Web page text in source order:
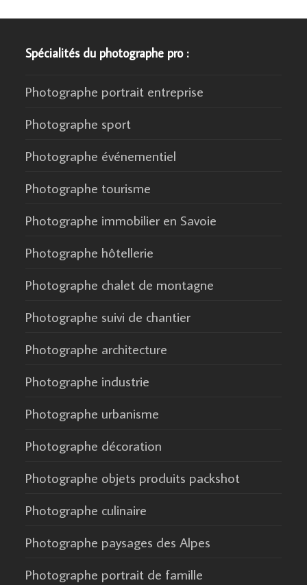
Spécialités du photographe pro :
Photographe portrait entreprise
Photographe sport
Photographe événementiel
Photographe tourisme
Photographe immobilier en Savoie
Photographe hôtellerie
Photographe chalet de montagne
Photographe suivi de chantier
Photographe architecture
Photographe industrie
Photographe urbanisme
Photographe décoration
Photographe objets produits packshot
Photographe culinaire
Photographe paysages des Alpes
Photographe portrait de famille